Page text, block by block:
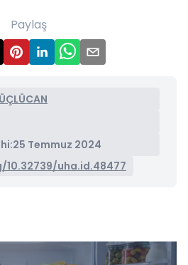
Paylaş
25 Temmuz 2024
uha.id.48477